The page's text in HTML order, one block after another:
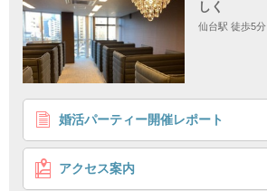
しく
仙台駅 徒歩5分
婚活パーティー開催レポート
アクセス案内